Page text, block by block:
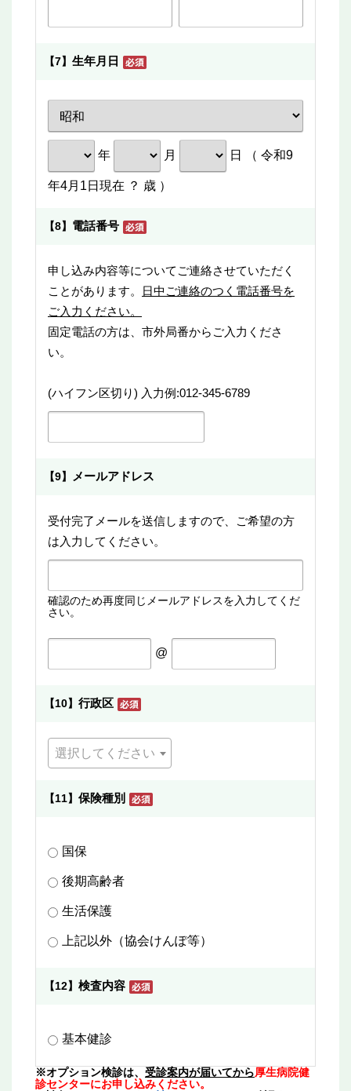
【7】 生年月日
年 月 日 （ 令和9
年4月1日現在 ？ 歳 ）
【8】 電話番号
申し込み内容等についてご連絡させていただく
ことがあります。
日中ご連絡のつく電話番号を
ご入力ください。
固定電話の方は、市外局番からご入力くださ
い。
(ハイフン区切り) 入力例:012-345-6789
【9】 メールアドレス
受付完了メールを送信しますので、ご希望の方
は入力してください。
確認のため再度同じメールアドレスを入力してくだ
さい。
@
【10】 行政区
選択してください
【11】 保険種別
国保
後期高齢者
生活保護
上記以外（協会けんぽ等）
【12】 検査内容
基本健診
※オプション検診は、 受診案内が届いてから厚生病院健
診センターにお申し込みください。